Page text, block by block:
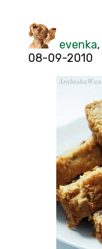
evenka,
08-09-2010